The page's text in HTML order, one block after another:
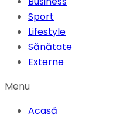
Sport
Lifestyle
Sănătate
Externe
Menu
Acasă